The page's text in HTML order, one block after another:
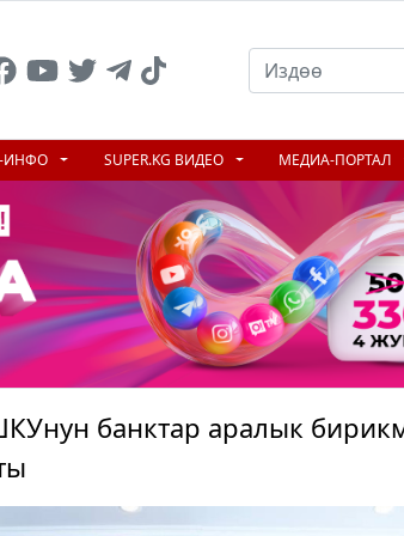
ИНФО SUPER.KG ВИДЕО МЕДИА-ПОРТАЛ
банктар аралык